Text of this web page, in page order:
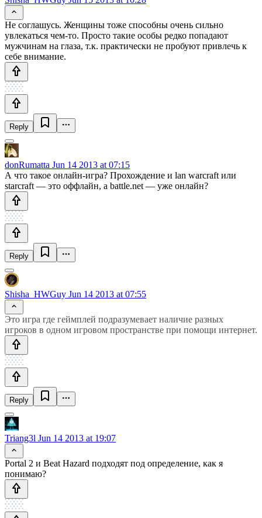
Не соглашусь. Женщины тоже способны очень сильно
увлекаться чем-то. Просто такие особы редко попадают
мужчинам на глаза, т.к. практически не пробуют привлечь к
себе внимание.
Reply
donRumatta Jun 14 2013 at 07:15
А что такое онлайн-игра? Прохождение и lan warcraft или
starcraft — это оффлайн, а battle.net — уже онлайн?
Reply
Shisha_HWGuy Jun 14 2013 at 07:55
Это игра где геймплей подразумевает наличие разных
игроков в одном игровом пространстве при помощи интернет.
Reply
Triang3l Jun 14 2013 at 19:07
Portal 2 и Beat Hazard подходят под определение, как я
понимаю?